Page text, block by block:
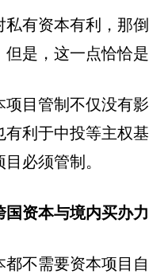
有资本有利，那
是，这一点恰恰
目管制不仅没有
利于中投等主权
必须管制。
资本与境内买办
不需要资本项目